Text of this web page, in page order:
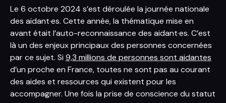
Le 6 octobre 2024 s’est déroulée la journée nationale
des aidant·es. Cette année, la thématique mise en
avant était l’auto-reconnaissance des aidant·es. C’est
là un des enjeux principaux des personnes concernées
par ce sujet. Si 9,3 millions de personnes sont aidantes
d’un proche en France, toutes ne sont pas au courant
des aides et ressources qui existent pour les
accompagner. Une fois la prise de conscience du statut